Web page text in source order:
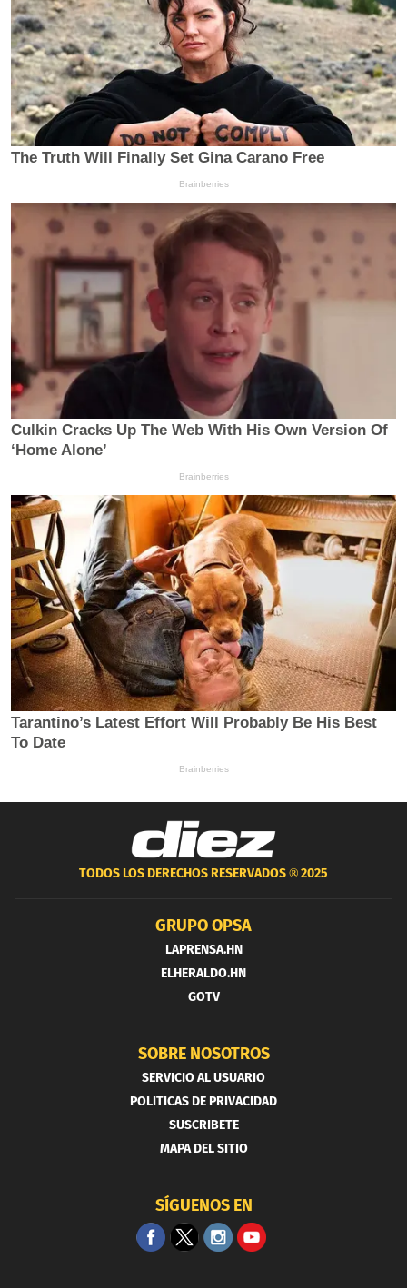
TODOS LOS DERECHOS RESERVADOS ®2025
GRUPO OPSA
LAPRENSA.HN
ELHERALDO.HN
GOTV
SOBRE NOSOTROS
SERVICIO AL USUARIO
POLITICAS DE PRIVACIDAD
SUSCRIBETE
MAPA DEL SITIO
SÍGUENOS EN